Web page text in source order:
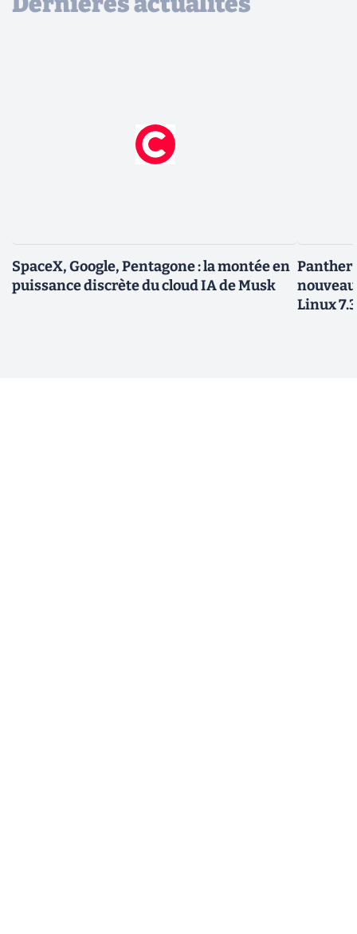
SpaceX, Google, Pentagone : la montée en
puissance discrète du cloud IA de Musk
Panther
Linux 7.3